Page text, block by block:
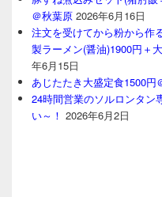
＠秋葉原 2026年6月16日
注文を受けてから粉から作
製ラーメン(醤油)1900円＋
年6月15日
あじたたき大盛定食1500円
24時間営業のソルロンタン
い～！ 2026年6月2日